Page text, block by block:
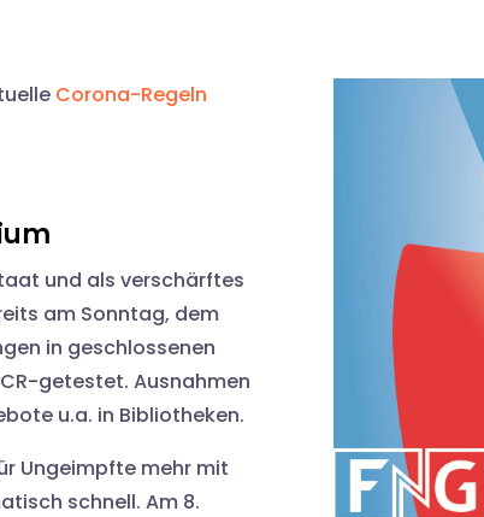
Corona-Regeln
und als verschärftes
am Sonntag, dem
in geschlossenen
getestet. Ausnahmen
u.a. in Bibliotheken.
Ungeimpfte mehr mit
schnell. Am 8.